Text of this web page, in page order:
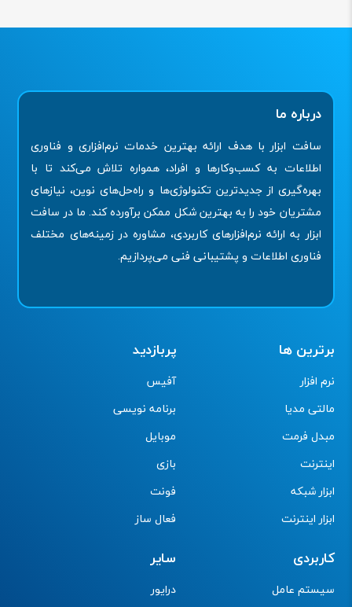
درباره ما
سافت ابزار با هدف ارائه بهترین خدمات نرم‌افزاری و فناوری
اطلاعات به کسب‌وکارها و افراد، همواره تلاش می‌کند تا با
بهره‌گیری از جدیدترین تکنولوژی‌ها و راه‌حل‌های نوین، نیازهای
مشتریان خود را به بهترین شکل ممکن برآورده کند. ما در سافت
ابزار به ارائه نرم‌افزارهای کاربردی، مشاوره در زمینه‌های مختلف
فناوری اطلاعات و پشتیبانی فنی می‌پردازیم.
برترین ها
نرم افزار
مالتی مدیا
مبدل فرمت
اینترنت
ابزار شبکه
ابزار اینترنت
پربازدید
آفیس
برنامه نویسی
موبایل
بازی
فونت
فعال ساز
کاربردی
سیستم عامل
سایر
درایور